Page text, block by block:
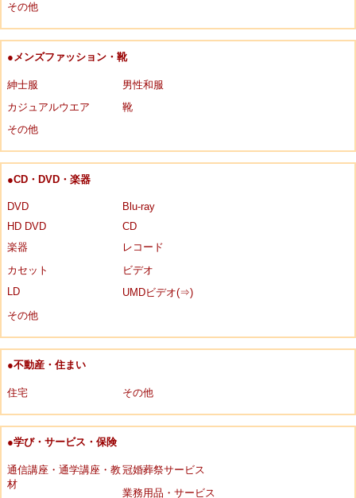
その他
●メンズファッション・靴
紳士服
男性和服
カジュアルウエア
靴
その他
●CD・DVD・楽器
DVD
Blu-ray
HD DVD
CD
楽器
レコード
カセット
ビデオ
LD
UMDビデオ(⇒)
その他
●不動産・住まい
住宅 その他
●学び・サービス・保険
通信講座・通学講座・教
材
冠婚葬祭サービス
業務用品・サービス